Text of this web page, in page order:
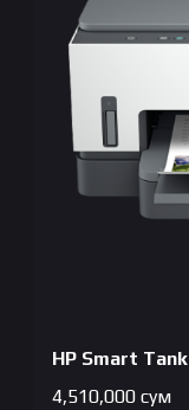
HP Smart
4,510,000 сум